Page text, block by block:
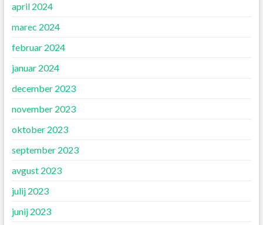
april 2024
marec 2024
februar 2024
januar 2024
december 2023
november 2023
oktober 2023
september 2023
avgust 2023
julij 2023
junij 2023